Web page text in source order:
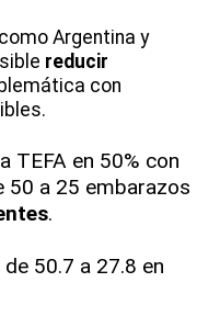
Argentina y
reducir
con
TEFA en 50% con
50 a 25 embarazos
.
50.7 a 27.8 en